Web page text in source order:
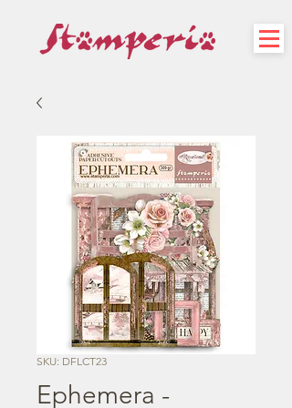
SKU: DFLCT23
Ephemera -